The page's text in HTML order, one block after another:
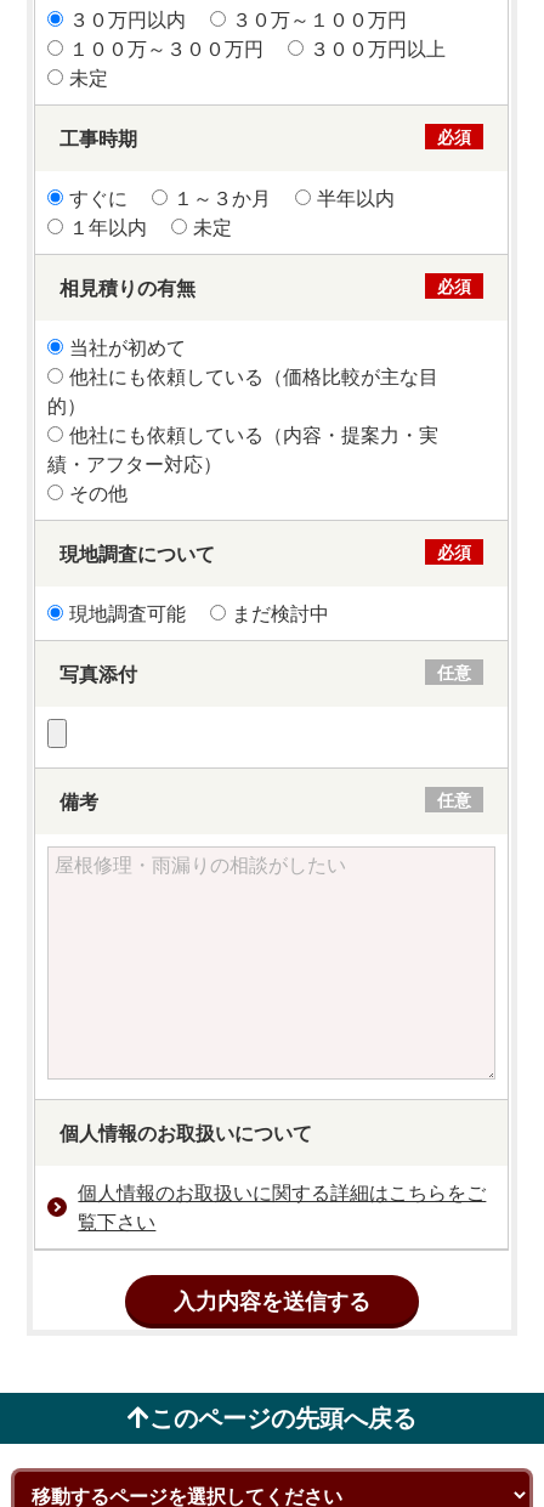
３０万円以内
３０万～１００万円
１００万～３００万円
３００万円以上
未定
工事時期 必須
すぐに １～３か月
半年以内
１年以内
未定
相見積りの有無 必須
当社が初めて
他社にも依頼している（価格比較が主な目
的）
他社にも依頼している（内容・提案力・実
績・アフター対応）
その他
現地調査について 必須
現地調査可能 まだ検討中
写真添付 任意
備考 任意
個人情報のお取扱いについて
個人情報のお取扱いに関する詳細はこちらをご
覧下さい
このページの先頭へ戻る